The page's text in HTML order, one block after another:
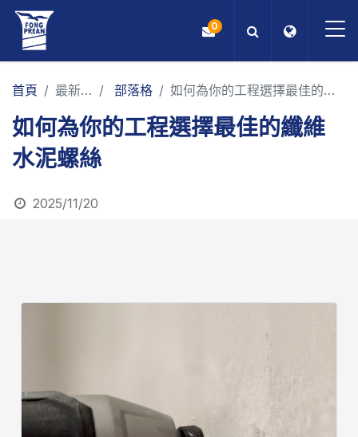
OEM/ODM
產品
應用
部落格
關於我們
聯絡我們
0
首頁 最新消息 部落格 如何為你的工程選擇最佳的纖維水泥螺絲
如何為你的工程選擇最佳的纖維
水泥螺絲
2025/11/20